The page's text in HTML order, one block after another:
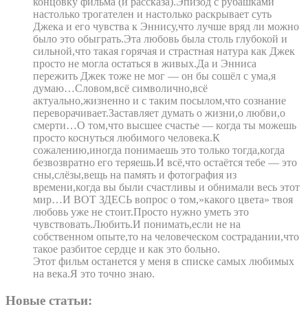
настолько трогателен и настолько раскрывает суть
Джека и его чувства к Эннису,что лучше вряд ли можно
было это обыграть.Эта любовь была столь глубокой и
сильной,что такая горячая и страстная натура как Джек
просто не могла остаться в живых.Да и Энниса
пережить Джек тоже не мог — он бы сошёл с ума,я
думаю…Словом,всё символично,всё
актуально,жизненно и с таким посылом,что сознание
переворачивает.Заставляет думать о жизни,о любви,о
смерти…О том,что высшее счастье — когда ты можешь
просто коснуться любимого человека.К
сожалению,иногда понимаешь это только тогда,когда
безвозвратно его теряешь.И всё,что остаётся тебе — это
сны,слёзы,вещь на память и фотография из
времени,когда вы были счастливы и обнимали весь этот
мир…И ВОТ ЗДЕСЬ вопрос о том,»какого цвета» твоя
любовь уже не стоит.Просто нужно уметь это
чувствовать.Любить.И понимать,если не на
собственном опыте,то на человеческом сострадании,что
такое разбитое сердце и как это больно.
Этот фильм останется у меня в списке самых любимых
на века.Я это точно знаю.
Новые статьи: